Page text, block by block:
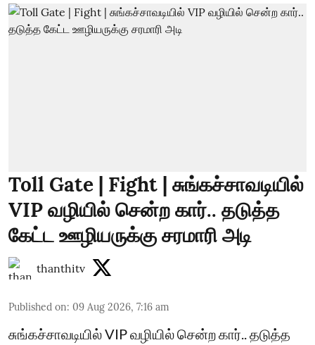
Toll Gate | Fight | சுங்கச்சாவடியில்
VIP வழியில் சென்ற கார்.. தடுத்த
கேட்ட ஊழியருக்கு சரமாரி அடி
thanthitv
Published on: 09 Aug 2026, 7:16 am
சுங்கச்சாவடியில் VIP வழியில் சென்ற கார்.. தடுத்த